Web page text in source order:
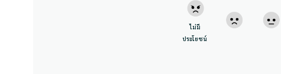
ไม่มี
ประโยชน์